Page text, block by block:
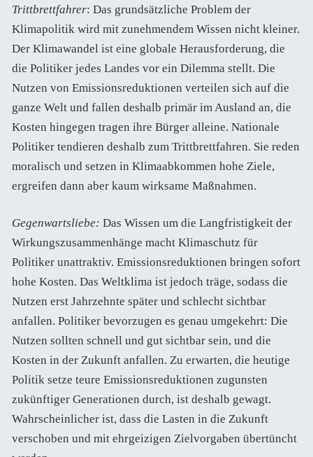
Trittbrettfahrer: Das grundsätzliche Problem der
Klimapolitik wird mit zunehmendem Wissen nicht kleiner.
Der Klimawandel ist eine globale Herausforderung, die
die Politiker jedes Landes vor ein Dilemma stellt. Die
Nutzen von Emissionsreduktionen verteilen sich auf die
ganze Welt und fallen deshalb primär im Ausland an, die
Kosten hingegen tragen ihre Bürger alleine. Nationale
Politiker tendieren deshalb zum Trittbrettfahren. Sie reden
moralisch und setzen in Klimaabkommen hohe Ziele,
ergreifen dann aber kaum wirksame Maßnahmen.
Gegenwartsliebe: Das Wissen um die Langfristigkeit der
Wirkungszusammenhänge macht Klimaschutz für
Politiker unattraktiv. Emissionsreduktionen bringen sofort
hohe Kosten. Das Weltklima ist jedoch träge, sodass die
Nutzen erst Jahrzehnte später und schlecht sichtbar
anfallen. Politiker bevorzugen es genau umgekehrt: Die
Nutzen sollten schnell und gut sichtbar sein, und die
Kosten in der Zukunft anfallen. Zu erwarten, die heutige
Politik setze teure Emissionsreduktionen zugunsten
zukünftiger Generationen durch, ist deshalb gewagt.
Wahrscheinlicher ist, dass die Lasten in die Zukunft
verschoben und mit ehrgeizigen Zielvorgaben übertüncht